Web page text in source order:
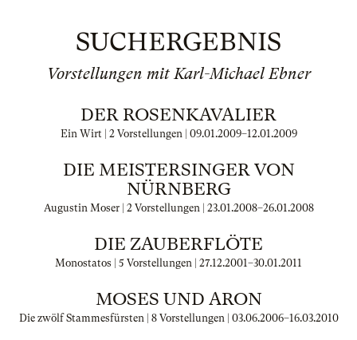
SUCHERGEBNIS
Vorstellungen mit Karl-Michael Ebner
DER ROSENKAVALIER
Ein Wirt | 2 Vorstellungen | 09.01.2009–12.01.2009
DIE MEISTERSINGER VON
NÜRNBERG
Augustin Moser | 2 Vorstellungen | 23.01.2008–26.01.2008
DIE ZAUBERFLÖTE
Monostatos | 5 Vorstellungen | 27.12.2001–30.01.2011
MOSES UND ARON
Die zwölf Stammesfürsten | 8 Vorstellungen | 03.06.2006–16.03.2010